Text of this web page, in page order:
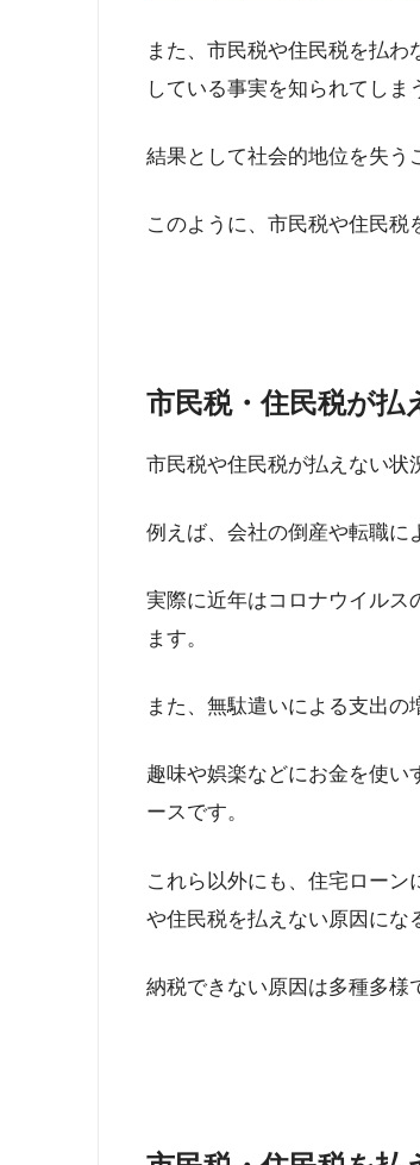
また、市民税や住民税を払
している事実を知られてしま
結果として社会的地位を失う
このように、市民税や住民税
市民税・住民税が払
市民税や住民税が払えない状
例えば、会社の倒産や転職に
実際に近年はコロナウイルス
ます。
また、無駄遣いによる支出の
趣味や娯楽などにお金を使い
ースです。
これら以外にも、住宅ロー
や住民税を払えない原因にな
納税できない原因は多種多様